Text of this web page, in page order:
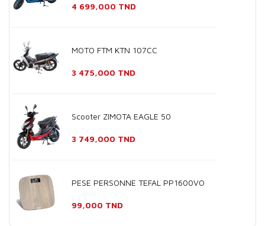
Prix
4 699,000 TND
MOTO FTM KTN 107CC
Prix
3 475,000 TND
Scooter ZIMOTA EAGLE 50
Prix
3 749,000 TND
PESE PERSONNE TEFAL PP1600VO
Prix
99,000 TND